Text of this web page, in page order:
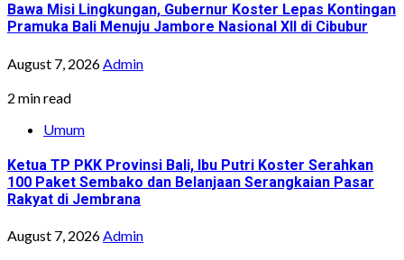
Bawa Misi Lingkungan, Gubernur Koster Lepas Kontingan
Pramuka Bali Menuju Jambore Nasional XII di Cibubur
August 7, 2026 Admin
2 min read
Umum
Ketua TP PKK Provinsi Bali, Ibu Putri Koster Serahkan
100 Paket Sembako dan Belanjaan Serangkaian Pasar
Rakyat di Jembrana
August 7, 2026Admin